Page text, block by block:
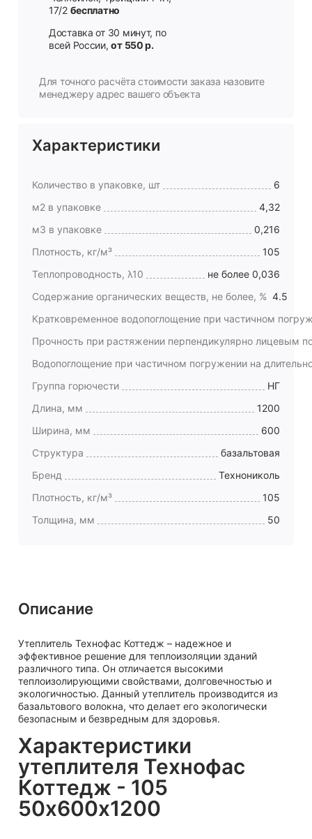
17/2 бесплатно
Доставка от 30 минут, по
всей России,от 550 р.
Для точного расчёта стоимости заказа назовите
менеджеру адрес вашего объекта
Характеристики
Количество в упаковке, шт
6
м2 в упаковке
4,32
м3 в упаковке
0,216
Плотность, кг/м³
105
Теплопроводность, λ10
не более 0,036
Содержание органических веществ, не более, % 4.5
Кратковременное водопоглощение при частичном
Прочность при растяжении перпендикулярно лицевым
Водопоглощение при частичном погружении на
Группа горючести
НГ
Длина, мм
1200
Ширина, мм
600
Структура
базальтовая
Бренд
Технониколь
Плотность, кг/м³
105
Толщина, мм
50
Описание
Утеплитель Технофас Коттедж – надежное и
эффективное решение для теплоизоляции зданий
различного типа. Он отличается высокими
теплоизолирующими свойствами, долговечностью и
экологичностью. Данный утеплитель производится из
базальтового волокна, что делает его экологически
безопасным и безвредным для здоровья.
Характеристики
утеплителя Технофас
Коттедж - 105
50х600х1200